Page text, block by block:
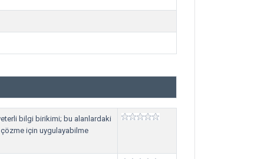
bilgi birikimi; bu alanlardaki
için uygulayabilme